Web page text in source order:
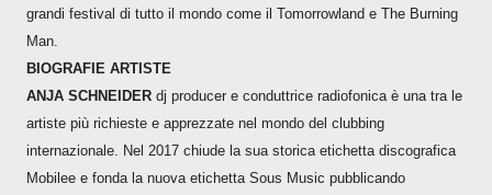
grandi festival di tutto il mondo come il Tomorrowland e The Burning
Man.
BIOGRAFIE ARTISTE
ANJA SCHNEIDER dj producer e conduttrice radiofonica è una tra le
artiste più richieste e apprezzate nel mondo del clubbing
internazionale. Nel 2017 chiude la sua storica etichetta discografica
Mobilee e fonda la nuova etichetta Sous Music pubblicando